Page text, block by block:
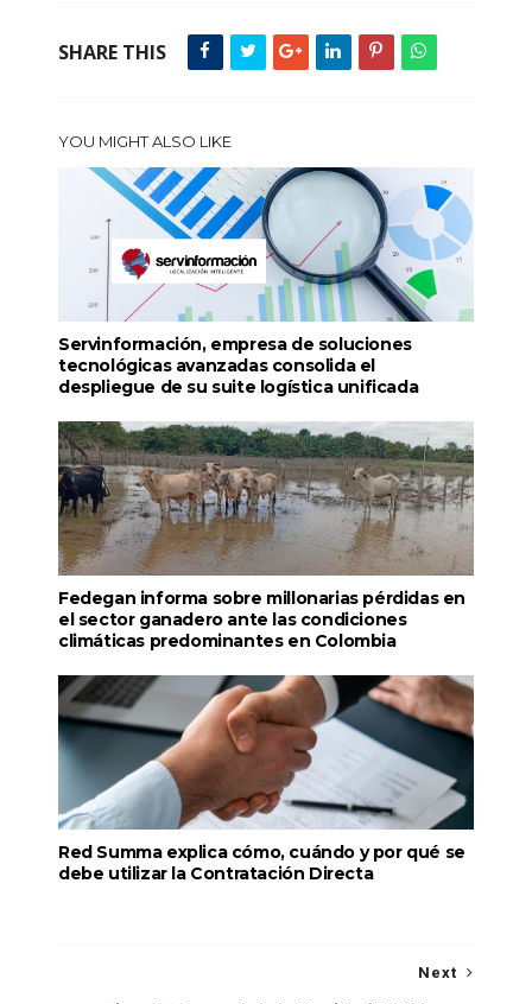
SHARE THIS
YOU MIGHT ALSO LIKE
Servinformación, empresa de soluciones
tecnológicas avanzadas consolida el
despliegue de su suite logística unificada
Fedegan informa sobre millonarias pérdidas en
el sector ganadero ante las condiciones
climáticas predominantes en Colombia
Red Summa explica cómo, cuándo y por qué se
debe utilizar la Contratación Directa
Next